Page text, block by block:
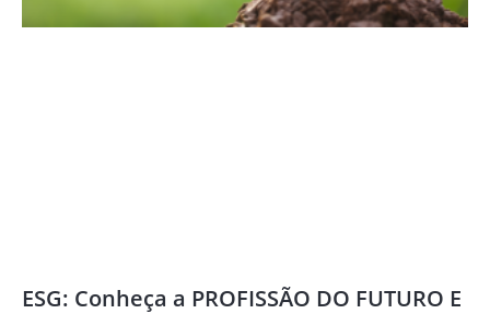
ESG: Conheça a PROFISSÃO DO FUTURO E